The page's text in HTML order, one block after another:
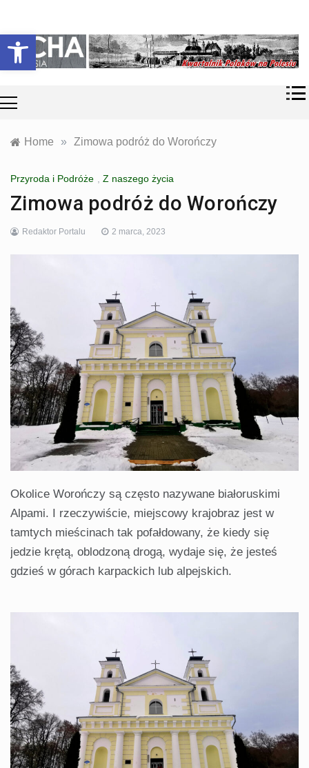
Otwórz pasek narzędzi
content
Echa
Polesia
współczesność
Polaków na
Polesiu.
Home » Zimowa podróż do Worończy
Przyroda i Podróże , Z naszego życia
Zimowa podróż do Worończy
Redaktor Portalu 2 marca, 2023
Okolice Worończy są często nazywane białoruskimi
Alpami. I rzeczywiście, miejscowy krajobraz jest w
tamtych mieścinach tak pofałdowany, że kiedy się
jedzie krętą, oblodzoną drogą, wydaje się, że jesteś
gdzieś w górach karpackich lub alpejskich.